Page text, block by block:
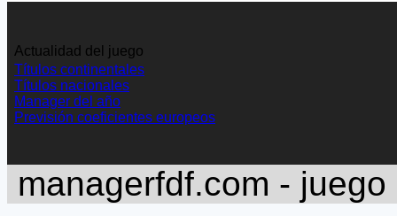
Actualidad del juego
Títulos continentales
Títulos nacionales
Manager del año
Previsión coeficientes europeos
managerfdf.com -